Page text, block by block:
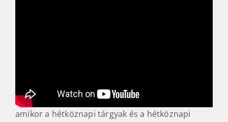
amikor a hétköznapi tárgyak és a hétköznapi